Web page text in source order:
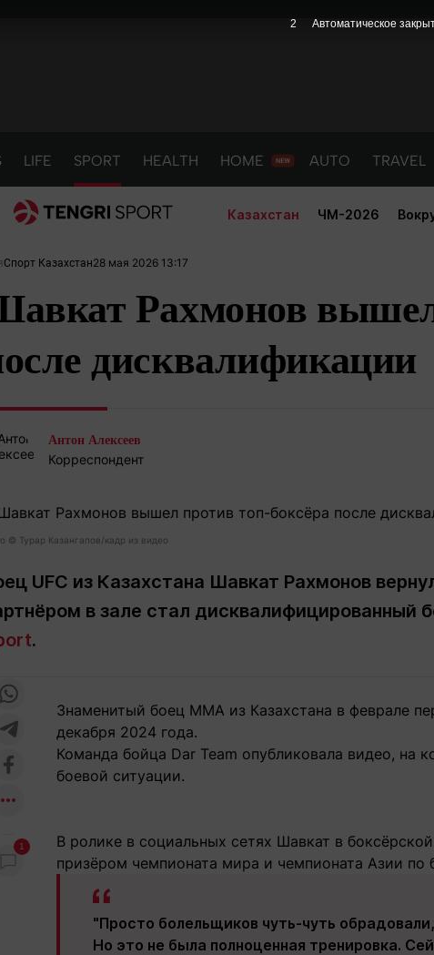
LIFE SPORT HEALTH HOME AUTO TRAVEL
Казахстан ЧМ-2026
О проекте Контакты редакции Вакансии
(777) 001 44 99 +7 (700) 3 888 188
Спорт Казахстан28 мая 2026 13:17
Рахмонов вышел
дисквалификации
Антон Алексеев
Корреспондент
© Турар Казангапов/кадр из видео
UFC из Казахстана Шавкат Рахмонов
в зале стал дисквалифицированный
.
1
Знаменитый боец MMA из Казахстана в феврале
декабря 2024 года.
Команда бойца Dar Team опубликовала видео, на
боевой ситуации.
В ролике в социальных сетях Шавкат в
призёром чемпионата мира и чемпионата Азии по
"Просто болельщиков чуть-чуть
Но это не была полноценная тренировка.
1 Автоматическое